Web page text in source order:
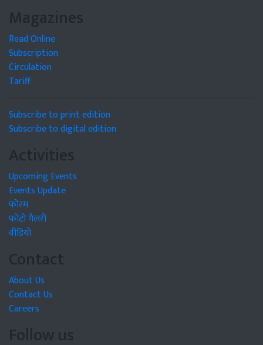
Magazines
Read Online
Subscription
Circulation
Tariff
Subscribe to print edition
Subscribe to digital edition
Activities
Upcoming Events
Events Update
फोरम
फोटो गैलरी
वीडियो
Contact
About Us
Contact Us
Careers
Follow us